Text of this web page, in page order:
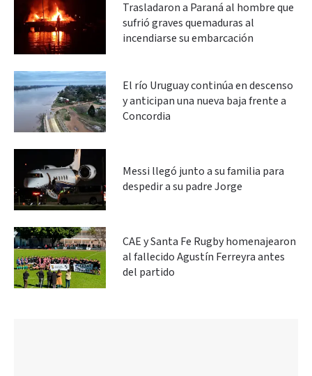
Trasladaron a Paraná al hombre que
sufrió graves quemaduras al
incendiarse su embarcación
El río Uruguay continúa en descenso
y anticipan una nueva baja frente a
Concordia
Messi llegó junto a su familia para
despedir a su padre Jorge
CAE y Santa Fe Rugby homenajearon
al fallecido Agustín Ferreyra antes
del partido